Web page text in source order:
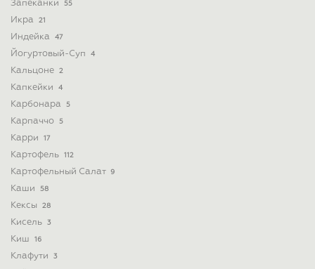
Запеканки 55
Икра 21
Индейка 47
Йогуртовый-Суп 4
Кальцоне 2
Капкейки 4
Карбонара 5
Карпаччо 5
Карри 17
Картофель 112
Картофельный Салат 9
Каши 58
Кексы 28
Кисель 3
Киш 16
Клафути 3